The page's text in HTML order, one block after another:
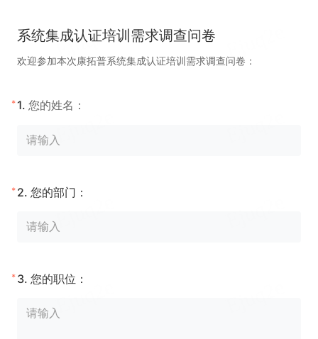
系统集成认证培训需求调查问卷
欢迎参加本次康拓普系统集成认证培训需求调查问卷：
* 1. 您的姓名：
* 2. 您的部门：
* 3. 您的职位：